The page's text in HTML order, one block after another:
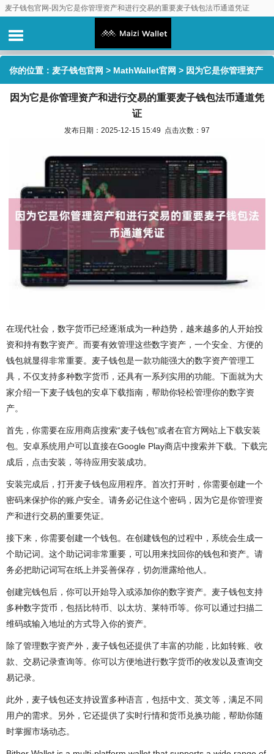
麦子钱包官网-因为它是你管理资产和进行交易的重要麦子钱包法币通道凭证
你的位置： 麦子钱包官网 > MathWallet官网 > 因为它是你管理资产
和进行交易的重要麦子钱包法币通道凭证
因为它是你管理资产和进行交易的重要麦子钱包法币通道凭
证
发布日期：2025-12-15 15:49 点击次数：97
在现代社会，数字货币已经逐渐成为一种趋势，越来越多的人开始投
资和持有数字资产。而要有效管理这些数字资产，一个安全、方便的
钱包就显得非常重要。麦子钱包是一款功能强大的数字资产管理工
具，不仅支持多种数字货币，还具有一系列实用的功能。下面就为大
家介绍一下麦子钱包的安卓下载指南，帮助你轻松管理你的数字资
产。
首先，你需要在应用商店搜索“麦子钱包”或者在官方网站上下载安装
包。安卓系统用户可以直接在Google Play商店中搜索并下载。下载完
成后，点击安装，等待应用安装成功。
安装完成后，打开麦子钱包应用程序。首次打开时，你需要创建一个
密码来保护你的账户安全。请务必记住这个密码，因为它是你管理资
产和进行交易的重要凭证。
接下来，你需要创建一个钱包。在创建钱包的过程中，系统会生成一
个助记词。这个助记词非常重要，可以用来找回你的钱包和资产。请
务必把助记词写在纸上并妥善保存，切勿泄露给他人。
创建完钱包后，你可以开始导入或添加你的数字资产。麦子钱包支持
多种数字货币，包括比特币、以太坊、莱特币等。你可以通过扫描二
维码或输入地址的方式导入你的资产。
除了管理数字资产外，麦子钱包还提供了丰富的功能，比如转账、收
款、交易记录查询等。你可以方便地进行数字货币的收发以及查询交
易记录。
此外，麦子钱包还支持设置多种语言，包括中文、英文等，满足不同
用户的需求。另外，它还提供了实时行情和货币兑换功能，帮助你随
时掌握市场动态。